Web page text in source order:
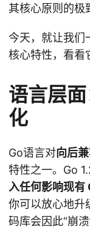
其核心原则的极
今天，就让我们
核心特性，看看
语言层
化
Go语言对向后
特性之一。Go
入任何影响现有
你可以放心地升
码库会因此“崩溃